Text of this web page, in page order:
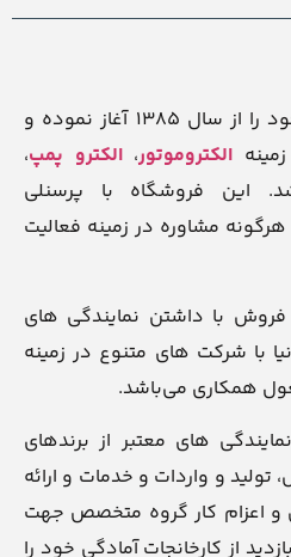
فعالیت خود را از سال ۱۳۸۵ آغاز نموده و
الکتروموتور،الکترو پمپ،
این فروشگاه با پرسنلی
مشاوره در زمینه فعالیت
فروش با داشتن نمایندگی های
با شرکت های متنوع در زمینه
همکاری می‌باشد.
های معتبر از برندهای
و واردات و خدمات و ارائه
اعزام کار گروه متخصص جهت
از کارخانجات آمادگی خود را